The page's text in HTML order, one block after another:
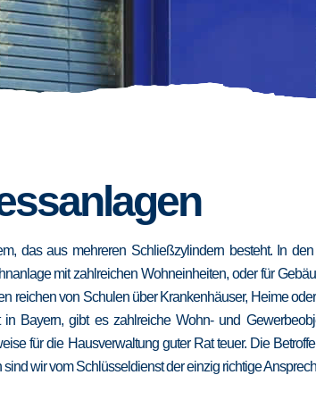
das aus mehreren Schließzylindern besteht. In
mit zahlreichen Wohneinheiten, oder für
reichen von Schulen über Krankenhäuser, Heime
Bayern, gibt es zahlreiche Wohn- und
für die Hausverwaltung guter Rat teuer. Die
wir vom Schlüsseldienst der einzig richtige